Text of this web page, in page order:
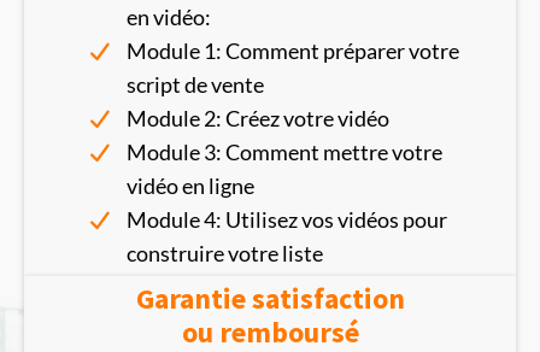
en vidéo:
Module 1: Comment préparer votre
script de vente
Module 2: Créez votre vidéo
Module 3: Comment mettre votre
vidéo en ligne
Module 4: Utilisez vos vidéos pour
construire votre liste
Garantie satisfaction
ou remboursé